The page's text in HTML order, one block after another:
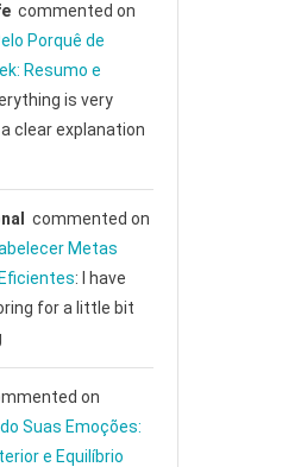
commented on
Porquê de
Resumo e
is very
clear explanation
commented on
Metas
: I have
for a little bit
on
Suas Emoções:
e Equilíbrio